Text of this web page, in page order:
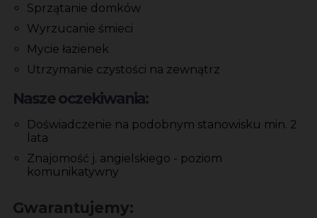
Sprzątanie domków
Wyrzucanie śmieci
Mycie łazienek
Utrzymanie czystości na zewnątrz
Nasze oczekiwania:
Doświadczenie na podobnym stanowisku min. 2
lata
Znajomość j. angielskiego - poziom
komunikatywny
Gwarantujemy: